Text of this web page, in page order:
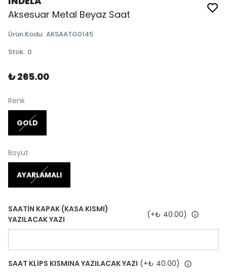
Aksesuar Metal Beyaz Saat
Ürün Kodu: AKSAATG0145
Stok: 0
₺ 265.00
Renk
GOLD
Boyut
AYARLAMALI
SAATİN KAPAK (KASA KISMI)
YAZILACAK YAZI
(+₺ 40.00)
SAAT KLİPS KISMINA YAZILACAK YAZI (+₺ 40.00)